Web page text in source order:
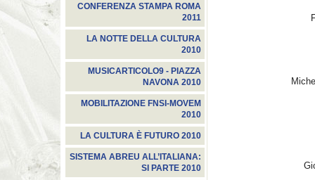
CONFERENZA STAMPA ROMA
2011
LA NOTTE DELLA CULTURA
2010
MUSICARTICOLO9 - PIAZZA
NAVONA 2010
MOBILITAZIONE FNSI-MOVEM
2010
LA CULTURA È FUTURO 2010
SISTEMA ABREU ALL’ITALIANA:
SI PARTE 2010